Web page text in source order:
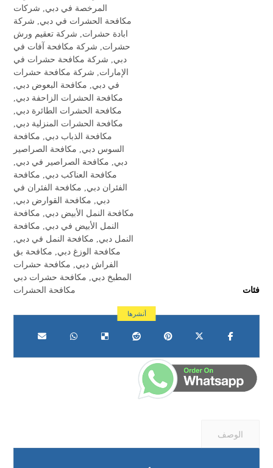
المرخصة في دبي, شركات
مكافحة الحشرات في دبي, شركة
ابادة حشرات, شركة تعقيم ورش
حشرات, شركة مكافحة آفات في
دبي, شركة مكافحة حشرات في
الإمارات, شركة مكافحة حشرات
في دبي, مكافحة البعوض دبي,
مكافحة الحشرات الزاحفة دبي,
مكافحة الحشرات الطائرة دبي,
مكافحة الحشرات المنزلية دبي,
مكافحة الذباب دبي, مكافحة
السوس دبي, مكافحة الصراصير
دبي, مكافحة الصراصير في دبي,
مكافحة العناكب دبي, مكافحة
الفئران دبي, مكافحة الفئران في
دبي, مكافحة القوارض دبي,
مكافحة النمل الأبيض دبي, مكافحة
النمل الأبيض في دبي, مكافحة
النمل دبي, مكافحة النمل في دبي,
مكافحة الوزغ دبي, مكافحة بق
الفراش دبي, مكافحة حشرات
المطبخ دبي, مكافحة حشرات دبي
فئات
مكافحة الحشرات
الوصف